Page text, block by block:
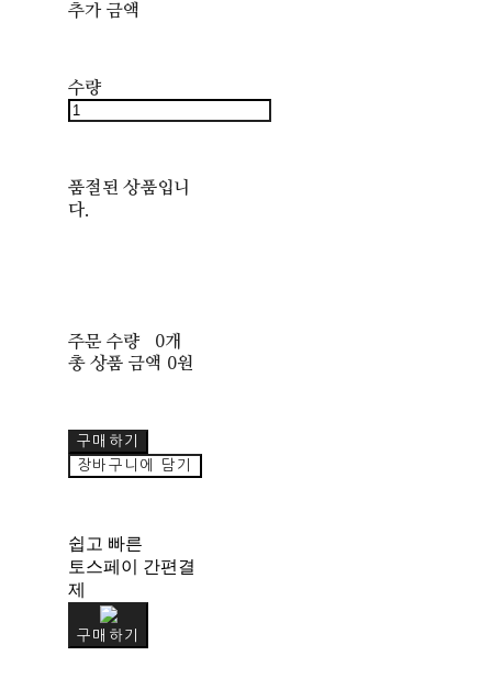
추가 금액
수량
품절된 상품입니
다.
주문 수량
0개
총 상품 금액 0원
구매하기
장바구니에 담기
쉽고 빠른
토스페이 간편결
제
구매하기